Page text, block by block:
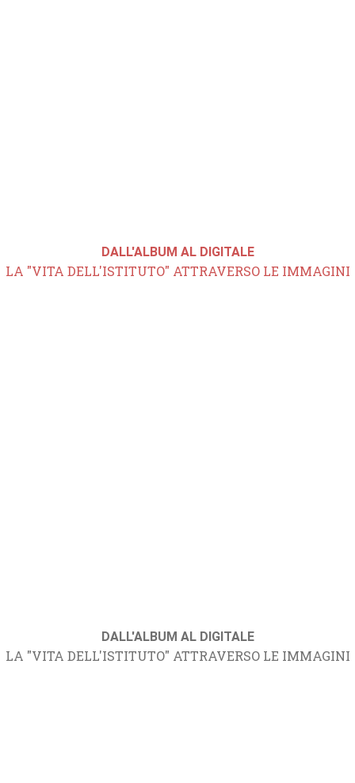
DALL'ALBUM AL DIGITALE
LA "VITA DELL'ISTITUTO" ATTRAVERSO LE IMMAGINI
DALL'ALBUM AL DIGITALE
LA "VITA DELL'ISTITUTO" ATTRAVERSO LE IMMAGINI